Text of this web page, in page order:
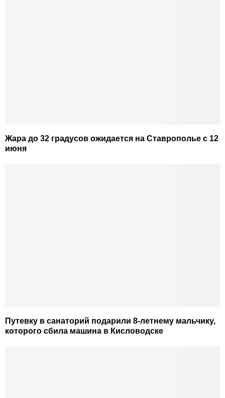
Жара до 32 градусов ожидается на Ставрополье с 12
июня
Путевку в санаторий подарили 8-летнему мальчику,
которого сбила машина в Кисловодске